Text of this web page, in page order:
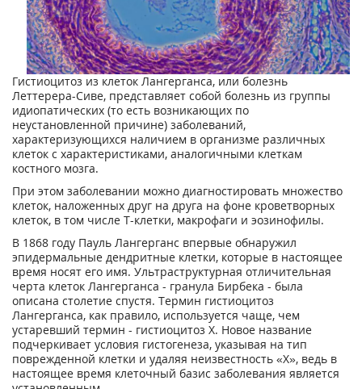
Гистиоцитоз из клеток Лангерганса, или болезнь
Леттерера-Сиве, представляет собой болезнь из группы
идиопатических (то есть возникающих по
неустановленной причине) заболеваний,
характеризующихся наличием в организме различных
клеток с характеристиками, аналогичными клеткам
костного мозга.
При этом заболевании можно диагностировать множество
клеток, наложенных друг на друга на фоне кроветворных
клеток, в том числе Т-клетки, макрофаги и эозинофилы.
В 1868 году Пауль Лангерганс впервые обнаружил
эпидермальные дендритные клетки, которые в настоящее
время носят его имя. Ультраструктурная отличительная
черта клеток Лангерганса - гранула Бирбека - была
описана столетие спустя. Термин гистиоцитоз
Лангерганса, как правило, используется чаще, чем
устаревший термин - гистиоцитоз Х. Новое название
подчеркивает условия гистогенеза, указывая на тип
поврежденной клетки и удаляя неизвестность «Х», ведь в
настоящее время клеточный базис заболевания является